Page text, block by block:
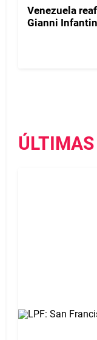
Venezuela
Gianni